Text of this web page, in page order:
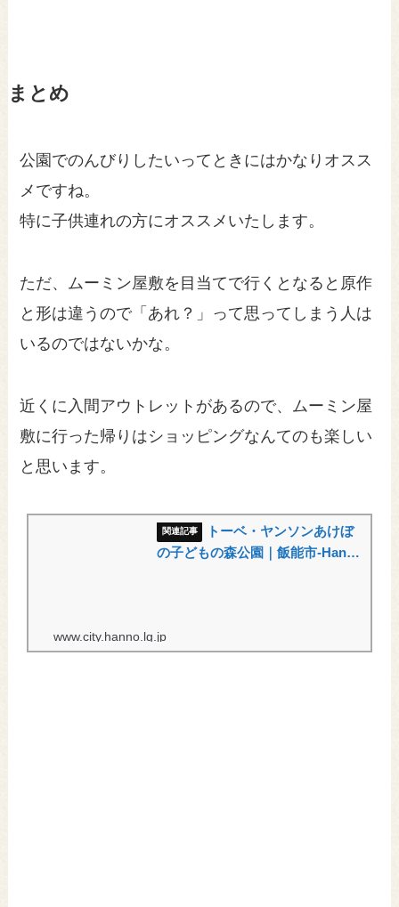
まとめ
公園でのんびりしたいってときにはかなりオスス
メですね。
特に子供連れの方にオススメいたします。
ただ、ムーミン屋敷を目当てで行くとなると原作
と形は違うので「あれ？」って思ってしまう人は
いるのではないかな。
近くに入間アウトレットがあるので、ムーミン屋
敷に行った帰りはショッピングなんてのも楽しい
と思います。
トーベ・ヤンソンあけぼ
の子どもの森公園｜飯能市-Hanno
www.city.hanno.lg.jp